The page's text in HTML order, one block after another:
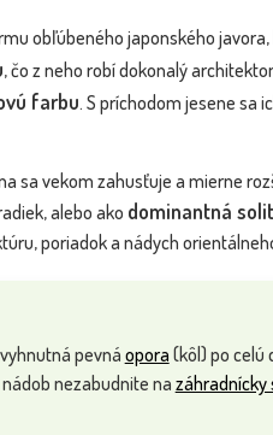
obľúbeného japonského
, čo z neho robí dokonalý
farbu. S príchodom jesene sa
sa vekom zahusťuje a mierne
alebo ako dominantná
poriadok a nádych
pevná opora (kôl) po celú
nezabudnite na záhradnícky